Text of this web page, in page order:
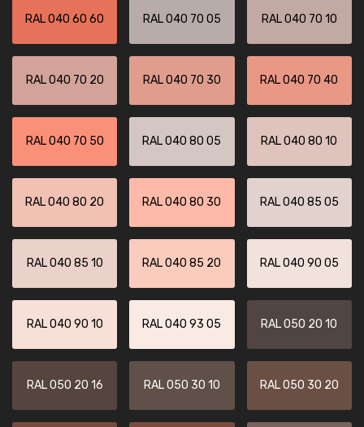
RAL 040 60 60 RAL 040 70 05 RAL 040 70 10
RAL 040 70 20 RAL 040 70 30 RAL 040 70 40
RAL 040 70 50 RAL 040 80 05 RAL 040 80 10
RAL 040 80 20 RAL 040 80 30 RAL 040 85 05
RAL 040 85 10 RAL 040 85 20 RAL 040 90 05
RAL 040 90 10 RAL 040 93 05 RAL 050 20 10
RAL 050 20 16 RAL 050 30 10 RAL 050 30 20